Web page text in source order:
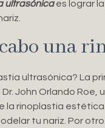
ultrasónicaes lograr
una
ultrasónica? La
John Orlando
la rinoplastia
tu nariz. Por